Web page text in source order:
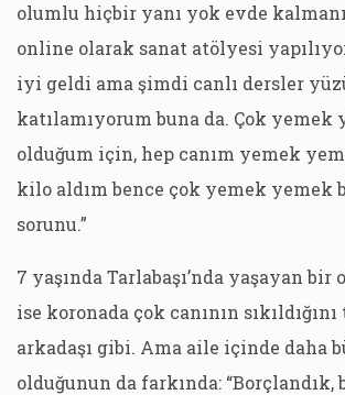
olumlu hiçbir yanı yok evde
online olarak sanat atölyesi
iyi geldi ama şimdi canlı dersler
katılamıyorum buna da. Çok yemek
olduğum için, hep canım yemek
kilo aldım bence çok yemek yemek
sorunu.”
7 yaşında Tarlabaşı’nda yaşayan bir
ise koronada çok canının
arkadaşı gibi. Ama aile içinde daha
olduğunun da farkında: “Borçlandık,